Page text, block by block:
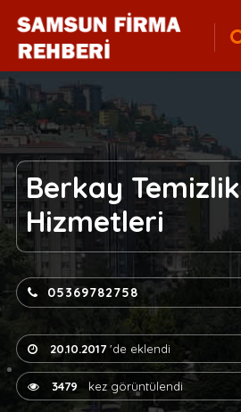
Berkay Temizlik
Hizmetleri
05369782758
20.10.2017'de eklendi
3479 kez görüntülendi